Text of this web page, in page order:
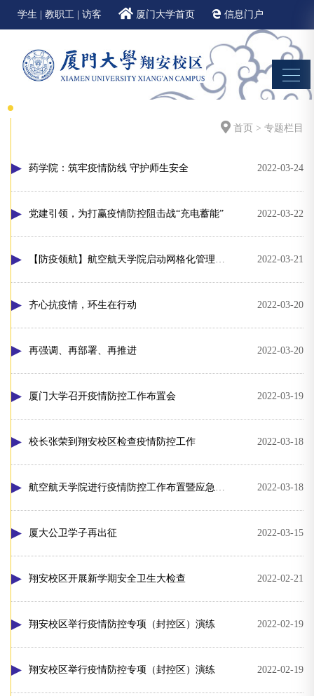
学生 教职工 访客 厦门大学首页 信息门户
首页 > 专题栏目
药学院：筑牢疫情防线 守护师生安全 2022-03-24
党建引领，为打赢疫情防控阻击战“充电蓄能” 2022-03-22
【防疫领航】航空航天学院启动网格化管理防疫抗疫 2022-03-21
齐心抗疫情，环生在行动 2022-03-20
再强调、再部署、再推进 2022-03-20
厦门大学召开疫情防控工作布置会 2022-03-19
校长张荣到翔安校区检查疫情防控工作 2022-03-18
航空航天学院进行疫情防控工作布置暨应急演练 2022-03-18
厦大公卫学子再出征 2022-03-15
翔安校区开展新学期安全卫生大检查 2022-02-21
翔安校区举行疫情防控专项（封控区）演练 2022-02-19
翔安校区举行疫情防控专项（封控区）演练 2022-02-19